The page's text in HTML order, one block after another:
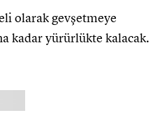
olarak gevşetmeye
kadar yürürlükte kalacak.